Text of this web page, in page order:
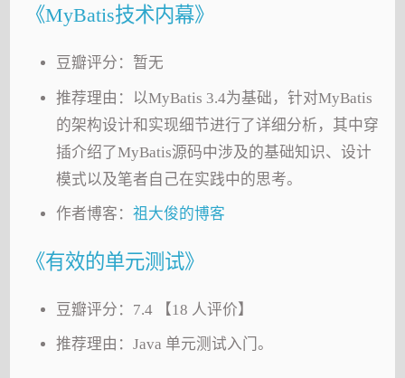
《MyBatis技术内幕》
豆瓣评分：暂无
推荐理由：以MyBatis 3.4为基础，针对MyBatis
的架构设计和实现细节进行了详细分析，其中穿
插介绍了MyBatis源码中涉及的基础知识、设计
模式以及笔者自己在实践中的思考。
作者博客： 祖大俊的博客
《有效的单元测试》
豆瓣评分：7.4 【18 人评价】
推荐理由：Java 单元测试入门。